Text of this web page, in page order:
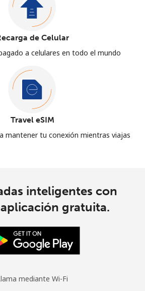
de Celular
a celulares en todo el mundo
Travel eSIM
mantener tu conexión mientras viajas
inteligentes con
gratuita.
mediante Wi-Fi